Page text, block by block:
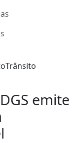
Trânsito
emite